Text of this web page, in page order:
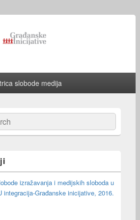
slobode medija
izražavanja i medijskih sloboda u
integracija-Građanske inicijative, 2016.